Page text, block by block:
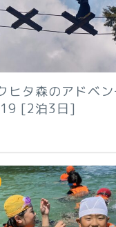
ヒタ森のアドベ
[2泊3日]